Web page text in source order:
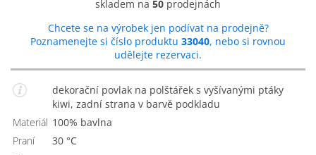
skladem na 50 prodejnách
Chcete se na výrobek jen podívat na prodejně?
Poznamenejte si číslo produktu 33040, nebo si rovnou
udělejte rezervaci.
dekorační povlak na polštářek s vyšívanými ptáky
kiwi, zadní strana v barvě podkladu
Materiál
100% bavlna
Praní
30 °C